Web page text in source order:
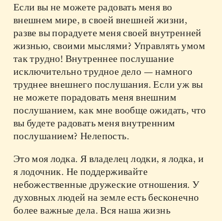
Если вы не можете радовать меня во
внешнем мире, в своей внешней жизни,
разве вы порадуете меня своей внутренней
жизнью, своими мыслями? Управлять умом
так трудно! Внутреннее послушание
исключительно трудное дело — намного
труднее внешнего послушания. Если уж вы
не можете порадовать меня внешним
послушанием, как мне вообще ожидать, что
вы будете радовать меня внутренним
послушанием? Нелепость.
Это моя лодка. Я владелец лодки, я лодка, и
я лодочник. Не поддерживайте
небожественные дружеские отношения. У
духовных людей на земле есть бесконечно
более важные дела. Вся наша жизнь